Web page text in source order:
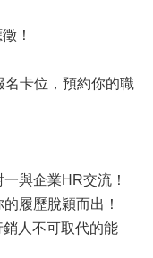
！
名卡位，預約你的職
與企業HR交流！
履歷脫穎而出！
人不可取代的能